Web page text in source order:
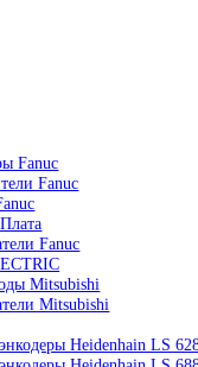
роботы FANUC
Fanuc Робот
LR Mate
для сварки